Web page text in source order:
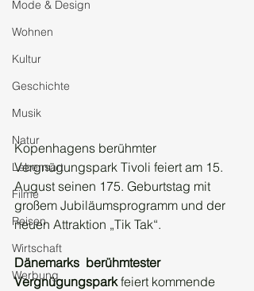
Mode & Design
Wohnen
Kultur
Geschichte
Musik
Natur
Lebensart
Filme
Reisen
Wirtschaft
Werbung
Kopenhagens berühmter
Vergnügungspark Tivoli feiert am 15.
August seinen 175. Geburtstag mit
großem Jubiläumsprogramm und der
neuen Attraktion „Tik Tak“.
Dänemarks  berühmtester
Vergnügungspark feiert kommende